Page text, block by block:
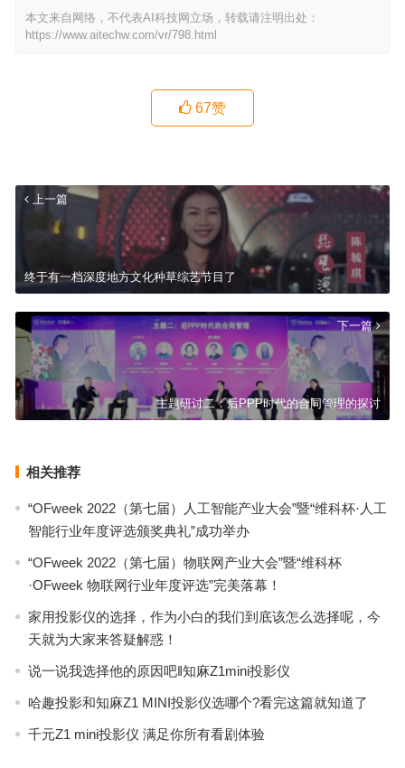
本文来自网络，不代表AI科技网立场，转载请注明出处：
https://www.aitechw.com/vr/798.html
67赞
上一篇
终于有一档深度地方文化种草综艺节目了
下一篇
主题研讨二：后PPP时代的合同管理的探讨
相关推荐
“OFweek 2022（第七届）人工智能产业大会”暨“维科杯·人工
智能行业年度评选颁奖典礼”成功举办
“OFweek 2022（第七届）物联网产业大会”暨“维科杯
·OFweek 物联网行业年度评选”完美落幕！
家用投影仪的选择，作为小白的我们到底该怎么选择呢，今
天就为大家来答疑解惑！
说一说我选择他的原因吧‖知麻Z1mini投影仪
哈趣投影和知麻Z1 MINI投影仪选哪个?看完这篇就知道了
千元Z1 mini投影仪 满足你所有看剧体验